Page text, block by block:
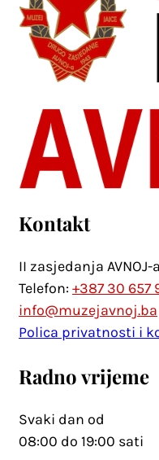
Kontakt
II zasjedanja
Telefon: +387 30 657
info@muzejavnoj.ba
Polica privatnosti i
Radno vrijeme
Svaki dan od
08:00 do 19:00 sati